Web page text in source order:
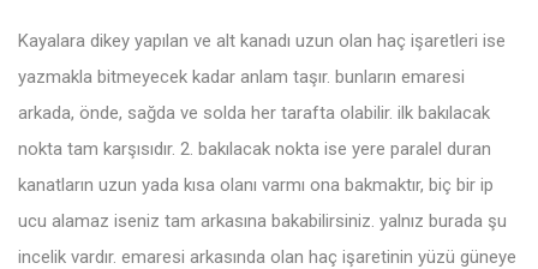
Kayalara dikey yapılan ve alt kanadı uzun olan haç işaretleri ise
yazmakla bitmeyecek kadar anlam taşır. bunların emaresi
arkada, önde, sağda ve solda her tarafta olabilir. ilk bakılacak
nokta tam karşısıdır. 2. bakılacak nokta ise yere paralel duran
kanatların uzun yada kısa olanı varmı ona bakmaktır, biç bir ip
ucu alamaz iseniz tam arkasına bakabilirsiniz. yalnız burada şu
incelik vardır. emaresi arkasında olan haç işaretinin yüzü güneye